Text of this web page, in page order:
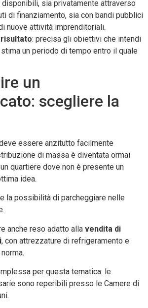
sia privatamente attraverso
di finanziamento, sia con bandi pubblici
nuove attività imprenditoriali.
: precisa gli obiettivi che intendi
un periodo di tempo entro il quale
un
scegliere la
essere anzitutto facilmente
di massa è diventata ormai
quartiere dove non è presente un
idea.
la possibilità di parcheggiare nelle
anche reso adatto alla vendita di
, con attrezzature di refrigeramento e
per questa tematica: le
sono reperibili presso le Camere di